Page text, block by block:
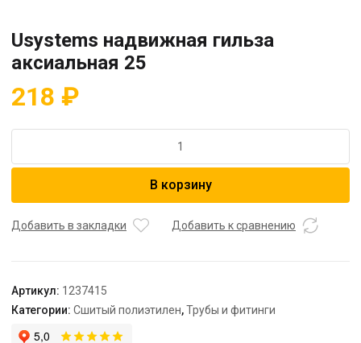
Usystems надвижная гильза
аксиальная 25
218 ₽
Usystems
аксиальная
В корзину
Добавить в закладки Добавить к сравнению
Артикул: 1237415
Категории: Сшитый полиэтилен,Трубы и фитинги